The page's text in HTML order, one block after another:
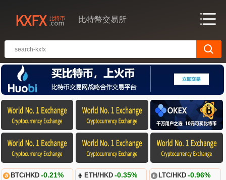
比特幣交易所
BTC/HKD -0.21% ETH/HKD -0.35% LTC/HKD -0.96%